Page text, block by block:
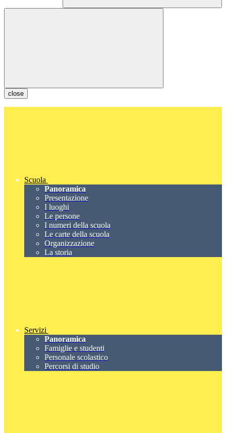
close
Scuola
Panoramica
Presentazione
I luoghi
Le persone
I numeri della scuola
Le carte della scuola
Organizzazione
La storia
Servizi
Panoramica
Famiglie e studenti
Personale scolastico
Percorsi di studio